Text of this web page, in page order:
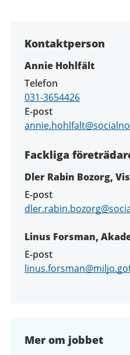
Kontaktperson
Annie Hohlfält
Telefon
031-3654426
E-post
Fackliga
Dler Rabin Bozorg,
E-post
Linus Forsman,
E-post
Mer om jobbet